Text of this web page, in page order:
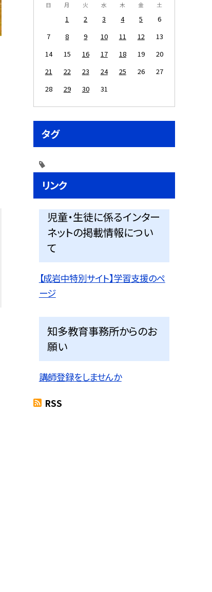
日 月 火 水 木 金 土
1 2 3 4 5
6
7
8 9 10 11 12
13
14
15 16 17 18 19
20
21
22 23 24 25 26
27
28
29 30 31
タグ
リンク
児童・生徒に係るインター
ネットの掲載情報につい
て
【成岩中特別サイト】学習支援のペ
ージ
知多教育事務所からのお
願い
講師登録をしませんか
RSS